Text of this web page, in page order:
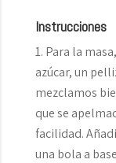
Instrucciones
Para la
azúcar, un
mezclamos
que se
facilidad.
una bola a